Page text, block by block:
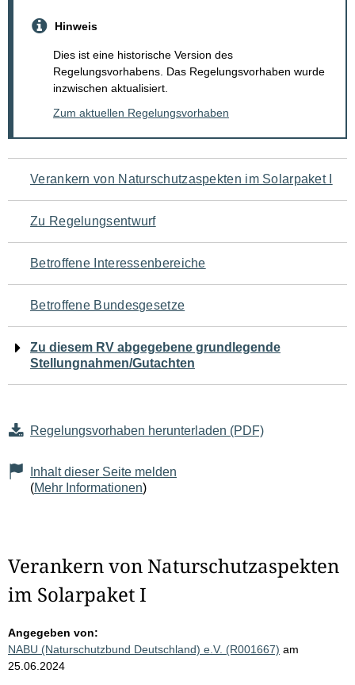
Hinweis
Dies ist eine historische Version des
Regelungsvorhabens. Das Regelungsvorhaben wurde
inzwischen aktualisiert.
Zum aktuellen Regelungsvorhaben
Navigation
für
den
Seiteninhalt
Verankern von Naturschutzaspekten im Solarpaket I
Zu Regelungsentwurf
Betroffene Interessenbereiche
Betroffene Bundesgesetze
Zu diesem RV abgegebene grundlegende
Stellungnahmen/Gutachten
Regelungsvorhaben herunterladen (PDF)
Inhalt dieser Seite melden
(Mehr Informationen)
Verankern von Naturschutzaspekten
im Solarpaket I
Angegeben von:
NABU (Naturschutzbund Deutschland) e.V. (R001667) am
25.06.2024